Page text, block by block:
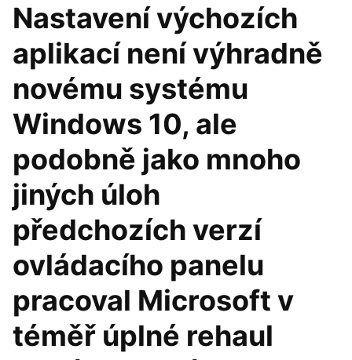
Nastavení výchozích
aplikací není výhradně
novému systému
Windows 10, ale
podobně jako mnoho
jiných úloh
předchozích verzí
ovládacího panelu
pracoval Microsoft v
téměř úplné rehaul